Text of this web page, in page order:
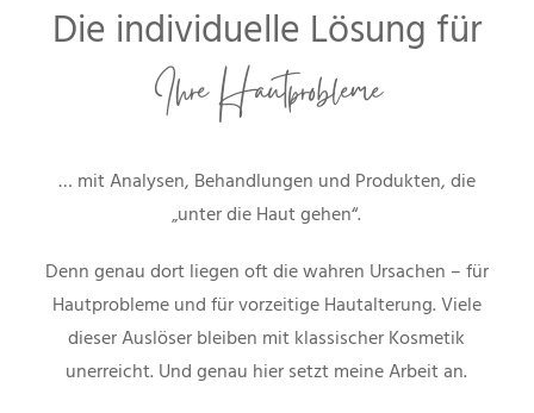
Die individuelle Lösung für
Ihre Hautprobleme
… mit Analysen, Behandlungen und Produkten, die
„unter die Haut gehen“.
Denn genau dort liegen oft die wahren Ursachen – für
Hautprobleme und für vorzeitige Hautalterung. Viele
dieser Auslöser bleiben mit klassischer Kosmetik
unerreicht. Und genau hier setzt meine Arbeit an.